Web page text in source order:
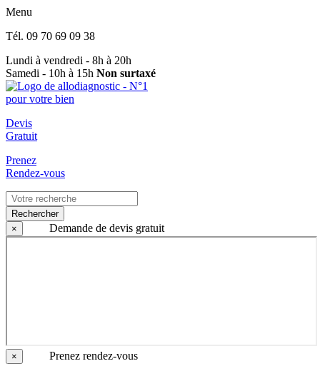
Menu
Tél. 09 70 69 09 38
Lundi à vendredi - 8h à 20h
Samedi - 10h à 15h Non surtaxé
Devis
Gratuit
Prenez
Rendez-vous
Rechercher
×
Demande de devis gratuit
× Prenez rendez-vous